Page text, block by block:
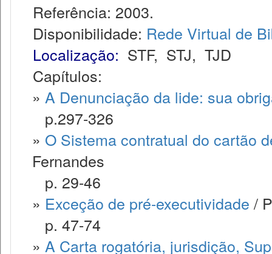
Referência: 2003.
Disponibilidade: Rede Virtual de
Localização: STF, STJ, TJD
Capítulos:
» A Denunciação da lide: sua
p.297-326
» O Sistema contratual do cartão
Fernandes
p. 29-46
» Exceção de pré-executividade /
p. 47-74
» A Carta rogatória, jurisdição,